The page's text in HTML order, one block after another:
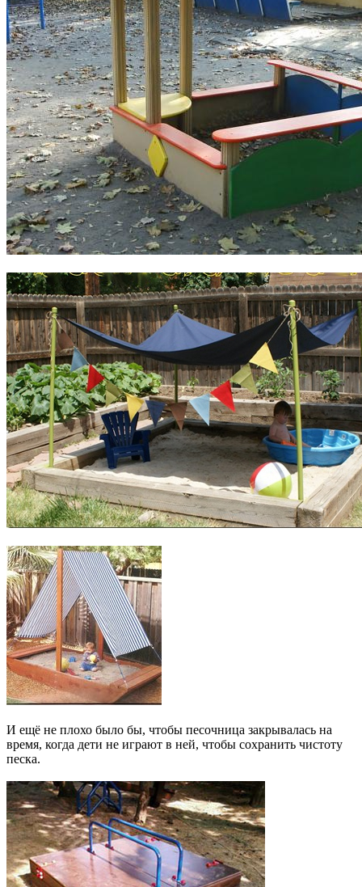
И ещё не плохо было бы, чтобы песочница закрывалась на
время, когда дети не играют в ней, чтобы сохранить чистоту
песка.